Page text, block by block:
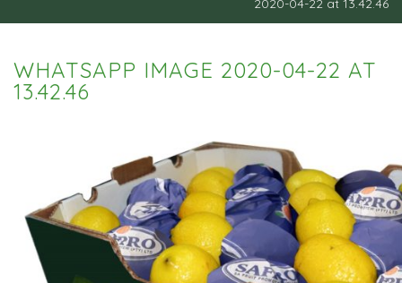
2020-04-22 at 13.42.46
WHATSAPP IMAGE 2020-04-22 AT
13.42.46